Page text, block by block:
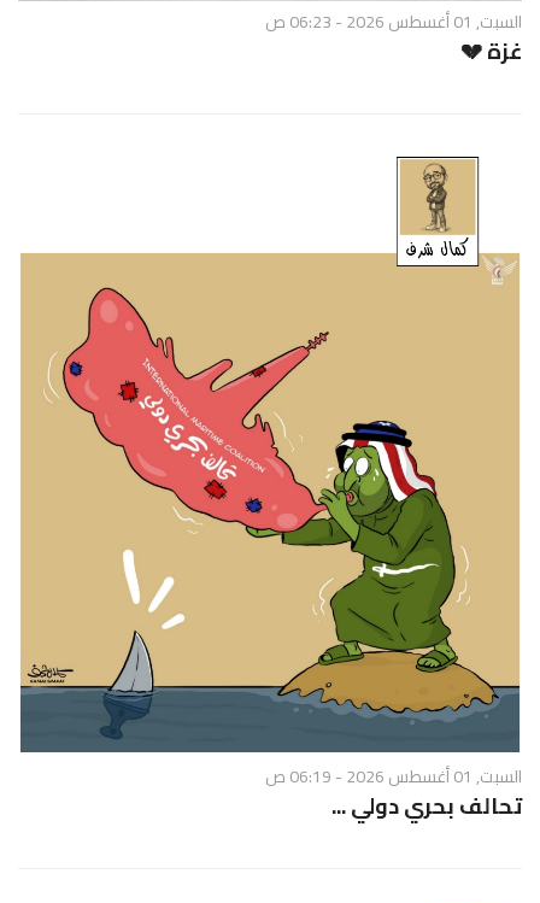
السبت, 01 أغسطس 2026 - 06:23 ص
غزة 💔
السبت, 01 أغسطس 2026 - 06:19 ص
تحالف بحري دولي ...